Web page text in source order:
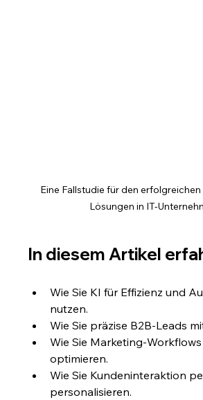
Eine Fallstudie für den
Lösungen in IT-
In diesem Artikel
Wie Sie KI für Effizienz und
nutzen.
Wie Sie präzise B2B-Leads
Wie Sie Marketing-
optimieren.
Wie Sie Kundeninteraktion
personalisieren.